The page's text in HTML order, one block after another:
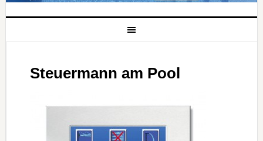
Steuermann am Pool